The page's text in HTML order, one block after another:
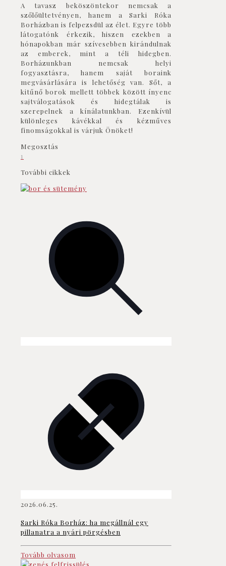
A tavasz beköszöntekor nemcsak a
szőlőültetvényen, hanem a Sarki Róka
Borházban is felpezsdül az élet. Egyre több
látogatónk érkezik, hiszen ezekben a
hónapokban már szívesebben kirándulnak
az emberek, mint a téli hidegben.
Borházunkban nemcsak helyi
fogyasztásra, hanem saját boraink
megvásárlására is lehetőség van. Sőt, a
kitűnő borok mellett többek között ínyenc
sajtválogatások és hidegtálak is
szerepelnek a kínálatunkban. Ezenkívül
különleges kávékkal és kézműves
finomságokkal is várjuk Önöket!
Megosztás
1
További cikkek
2026.06.25.
Sarki Róka Borház: ha megállnál egy
pillanatra a nyári pörgésben
Tovább olvasom